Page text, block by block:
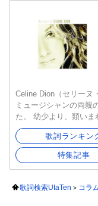
Celine Dion（セリーヌ
ミュージシャンの両親
た。 幼少より、類いま
歌詞ランキン
特集記事
歌詞検索UtaTen コラ